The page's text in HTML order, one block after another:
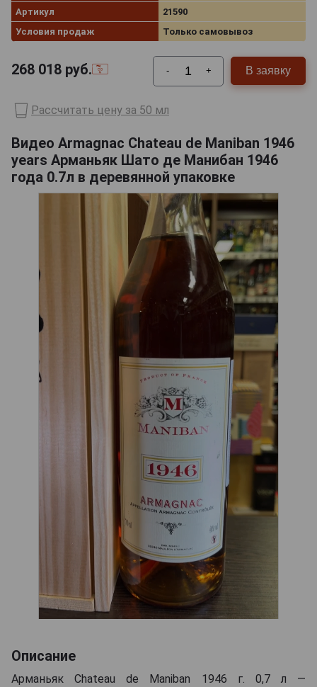
Артикул
21590
Условия продаж
Только самовывоз
268 018 руб. - + В заявку
Рассчитать цену за 50 мл
Видео Armagnac Chateau de Maniban 1946
years Арманьяк Шато де Манибан 1946
года 0.7л в деревянной упаковке
Описание
Арманьяк Chateau de Maniban 1946 г. 0,7 л —